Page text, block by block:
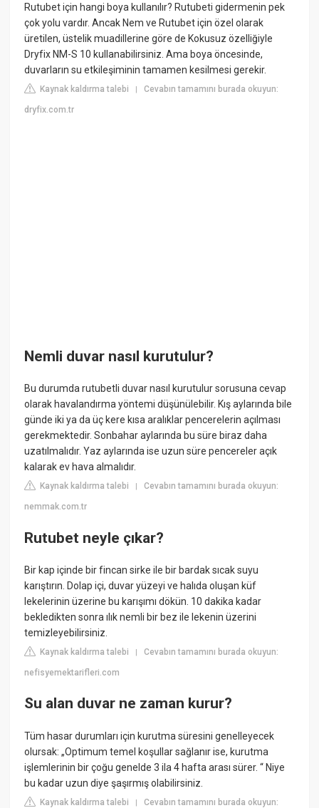
Rutubet için hangi boya kullanılır? Rutubeti gidermenin pek
çok yolu vardır. Ancak Nem ve Rutubet için özel olarak
üretilen, üstelik muadillerine göre de Kokusuz özelliğiyle
Dryfix NM-S 10 kullanabilirsiniz. Ama boya öncesinde,
duvarların su etkileşiminin tamamen kesilmesi gerekir.
Kaynak kaldırma talebi |Cevabın tamamını burada okuyun:
dryfix.com.tr
Nemli duvar nasıl kurutulur?
Bu durumda rutubetli duvar nasıl kurutulur sorusuna cevap
olarak havalandırma yöntemi düşünülebilir. Kış aylarında bile
günde iki ya da üç kere kısa aralıklar pencerelerin açılması
gerekmektedir. Sonbahar aylarında bu süre biraz daha
uzatılmalıdır. Yaz aylarında ise uzun süre pencereler açık
kalarak ev hava almalıdır.
Kaynak kaldırma talebi |Cevabın tamamını burada okuyun:
nemmak.com.tr
Rutubet neyle çıkar?
Bir kap içinde bir fincan sirke ile bir bardak sıcak suyu
karıştırın. Dolap içi, duvar yüzeyi ve halıda oluşan küf
lekelerinin üzerine bu karışımı dökün. 10 dakika kadar
bekledikten sonra ılık nemli bir bez ile lekenin üzerini
temizleyebilirsiniz.
Kaynak kaldırma talebi |Cevabın tamamını burada okuyun:
nefisyemektarifleri.com
Su alan duvar ne zaman kurur?
Tüm hasar durumları için kurutma süresini genelleyecek
olursak: „Optimum temel koşullar sağlanır ise, kurutma
işlemlerinin bir çoğu genelde 3 ila 4 hafta arası sürer. “ Niye
bu kadar uzun diye şaşırmış olabilirsiniz.
Kaynak kaldırma talebi |Cevabın tamamını burada okuyun: